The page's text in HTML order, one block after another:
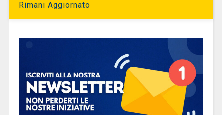
Rimani Aggiornato